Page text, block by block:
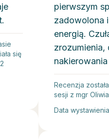
się
pierwszym
zadowolona
energią.
Recenzja
sesji z mgr
Data